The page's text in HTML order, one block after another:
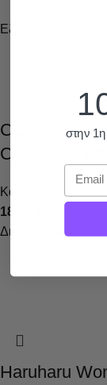
Εξαντλημένο
COSRX –
Cleansing
Καθαρισμός
18,90
Διαβάστε
Haruharu
στην
Email